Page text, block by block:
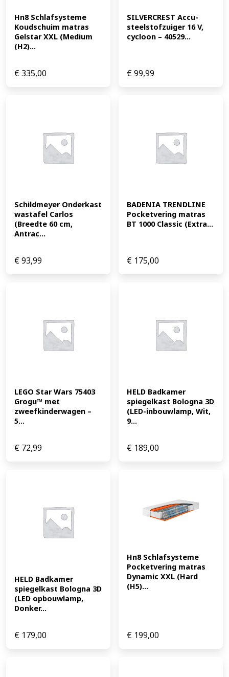
Hn8 Schlafsysteme
Koudschuim matras
Gelstar XXL (Medium
(H2)...
€335,00
SILVERCREST Accu-
steelstofzuiger 16 V,
cycloon – 40529...
€99,99
Schildmeyer Onderkast
wastafel Carlos
(Breedte 60 cm,
Antrac...
€93,99
BADENIA TRENDLINE
Pocketvering matras
BT 1000 Classic (Extra...
€ 175,00
LEGO Star Wars 75403
Grogu™ met
zweefkinderwagen –
5...
€ 72,99
HELD Badkamer
spiegelkast Bologna 3D
(LED-inbouwlamp, Wit,
9...
€ 189,00
HELD Badkamer
spiegelkast Bologna 3D
(LED opbouwlamp,
Donker...
€ 179,00
Hn8 Schlafsysteme
Pocketvering matras
Dynamic XXL (Hard
(H5)...
€ 199,00